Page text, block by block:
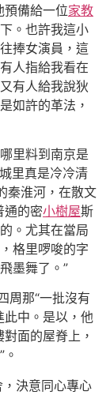
預備給一位家教
。也許我這小
捧女演員，這
人指給我看在
有人給我說狄
如許的革法，
里料到南京是
里真是冷冷清
秦淮河，在散文
通的密小樹屋斯
。尤其在當局
格里啰唆的字
墨舞了。”
周那“一批沒有
此中。是以，他
面的屋脊上，
決意同心專心